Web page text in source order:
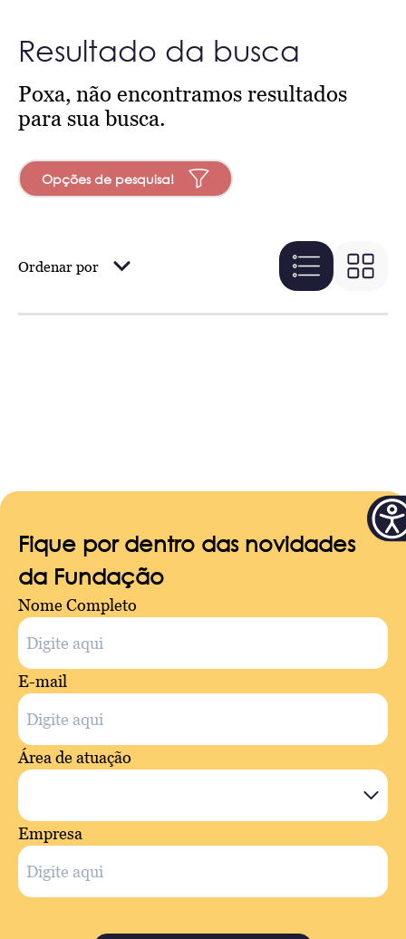
Resultado da busca
Poxa, não encontramos resultados
para sua busca.
Opções de pesquisa!
Ordenar por
Fique por dentro das novidades
da Fundação
Nome Completo
E-mail
Área de atuação
Empresa